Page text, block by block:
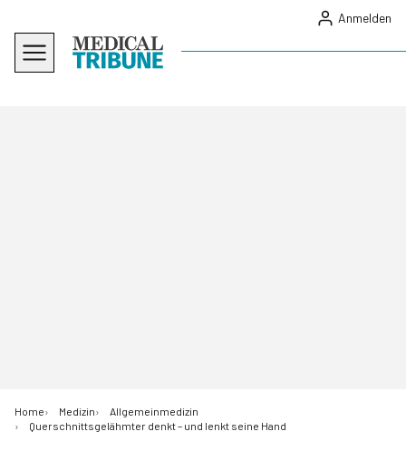
Anmelden
Home Medizin
Allgemeinmedizin
Querschnittsgelähmter denkt – und lenkt seine Hand